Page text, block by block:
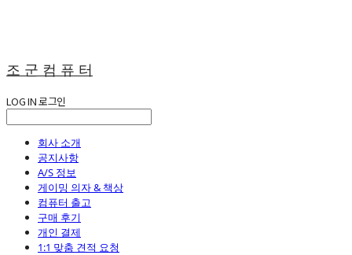
조 군 컴 퓨 터
LOG IN로그인
회사 소개
공지사항
A/S 정보
게이밍 의자 & 책상
컴퓨터 출고
구매 후기
개인 결제
1:1 맞춤 견적 요청